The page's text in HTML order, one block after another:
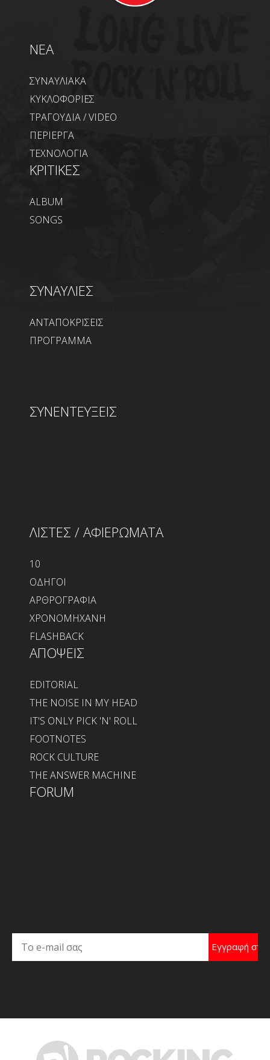
NEA
ΣΥΝΑΥΛΙΑΚΑ
ΚΥΚΛΟΦΟΡΙΕΣ
ΤΡΑΓΟΥΔΙΑ / VIDEO
ΠΕΡΙΕΡΓΑ
ΤΕΧΝΟΛΟΓΙΑ
ΚΡΙΤΙΚΕΣ
ALBUM
SONGS
ΣΥΝΑΥΛΙΕΣ
ΑΝΤΑΠΟΚΡΙΣΕΙΣ
ΠΡΟΓΡΑΜΜΑ
ΣΥΝΕΝΤΕΥΞΕΙΣ
ΛΙΣΤΕΣ / ΑΦΙΕΡΩΜΑΤΑ
10
ΟΔΗΓΟΙ
ΑΡΘΡΟΓΡΑΦΙΑ
ΧΡΟΝΟΜΗΧΑΝΗ
FLASHBACK
ΑΠΟΨΕΙΣ
EDITORIAL
THE NOISE IN MY HEAD
IT'S ONLY PICK 'N' ROLL
FOOTNOTES
ROCK CULTURE
THE ANSWER MACHINE
FORUM